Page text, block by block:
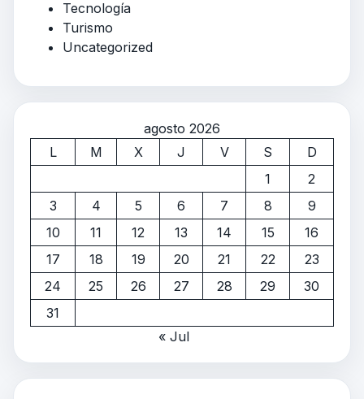
Tecnología
Turismo
Uncategorized
agosto 2026
L
M X J V S
D
1
2
3
4 5 6 7 8
9
10
11 12 13 14 15
16
17
18 19 20 21 22
23
24
25 26 27 28 29
30
31
« Jul